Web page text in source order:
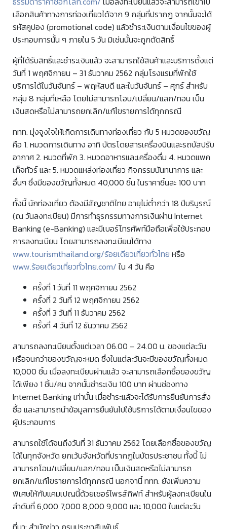
เลือกสินค้าทางการท่องเที่ยวได้จาก 9 กลุ่มที่ปรากฏ จากนั้นจะได้
รหัสคูปอง (promotional code) แล้วชำระเงินตามเงื่อนไขของผู้
ประกอบการนั้น ๆ ภายใน 5 วัน มิเช่นนั้นจะถูกตัดสิทธิ์
ผู้ที่ได้รับสิทธิ์และชำระเงินแล้ว จะสามารถใช้สินค้าและบริการตั้งแต่
วันที่ 1 พฤศจิกายน – 31 ธันวาคม 2562 กลุ่มโรงแรมที่พักใช้
บริการได้ในวันจันทร์ – พฤหัสบดี และในวันจันทร์ – ศุกร์ สำหรับ
กลุ่ม 8 กลุ่มที่เหลือ โดยไม่สามารถโอน/เปลี่ยน/แลก/ทอน เป็น
เงินสดหรือไม่สามารถยกเลิก/แก้ไขรายการได้ทุกกรณี
ททท. มุ่งจูงใจให้เกิดการเดินทางท่องเที่ยว กับ 5 หมวดของขวัญ
คือ 1. หมวดการเดินทาง อาทิ บัตรโดยสารเครื่องบินและรถบัสปรับ
อากาศ 2. หมวดที่พัก 3. หมวดอาหารและเครื่องดื่ม 4. หมวดแพค
เก็จทัวร์ และ 5. หมวดแหล่งท่องเที่ยว กิจกรรมนันทนาการ และ
อื่นๆ ซึ่งมีของขวัญทั้งหมด 40,000 ชิ้น ในราคาชิ้นละ 100 บาท
ทั้งนี้ นักท่องเที่ยว ต้องมีสัญชาติไทย อายุไม่ต่ำกว่า 18 ปีบริบูรณ์
(ณ วันลงทะเบียน) มีการทำธุรกรรมทางการเงินผ่าน Internet
Banking (e-Banking) และมีเบอร์โทรศัพท์มือถือเพื่อใช้ประกอบ
การลงทะเบียน โดยสามารถลงทะเบียนได้ทาง
www.tourismthailand.org/ร้อยเดียวเที่ยวทั่วไทย หรือ
www.ร้อยเดียวเที่ยวทั่วไทย.com/ ใน 4 วัน คือ
ครั้งที่ 1 วันที่ 11 พฤศจิกายน 2562
ครั้งที่ 2 วันที่ 12 พฤศจิกายน 2562
ครั้งที่ 3 วันที่ 11 ธันวาคม 2562
ครั้งที่ 4 วันที่ 12 ธันวาคม 2562
สามารถลงทะเบียนตั้งแต่เวลา 06.00 – 24.00 น. ของแต่ละวัน
หรือจนกว่าของขวัญจะหมด ซึ่งในแต่ละวันจะมีของขวัญทั้งหมด
10,000 ชิ้น เมื่อลงทะเบียนผ่านแล้ว จะสามารถเลือกซื้อของขวัญ
ได้เพียง 1 ชิ้น/คน จากนั้นชำระเงิน 100 บาท ผ่านช่องทาง
Internet Banking เท่านั้น เมื่อชำระแล้วจะได้รับการยืนยันการสั่ง
ซื้อ และสามารถนำข้อมูลการยืนยันไปใช้บริการได้ตามเงื่อนไขของ
ผู้ประกอบการ
สามารถใช้ได้จนถึงวันที่ 31 ธันวาคม 2562 โดยเลือกซื้อของขวัญ
ได้ในทุกจังหวัด ยกเว้นจังหวัดที่ปรากฏในบัตรประชาชน ทั้งนี้ ไม่
สามารถโอน/เปลี่ยน/แลก/ทอน เป็นเงินสดหรือไม่สามารถ
ยกเลิก/แก้ไขรายการได้ทุกกรณี นอกจานี้ ททท. ยังเพิ่มความ
พิเศษให้กับแคมเปญนี้ด้วยเซอร์ไพรส์กิฟท์ สำหรับผู้ลงทะเบียนใน
ลำดับที่ 6,000 7,000 8,000 9,000 และ 10,000 ในแต่ละวัน